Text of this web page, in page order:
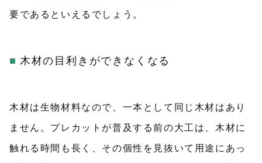
要であるといえるでしょう。
木材の目利きができなくなる
木材は生物材料なので、一本として同じ木材はあり
ません。プレカットが普及する前の大工は、木材に
触れる時間も長く、その個性を見抜いて用途にあっ